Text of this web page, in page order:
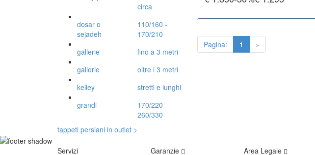
circa
dosar o
sejadeh
110/160 -
170/210
gallerie
fino a 3 metri
gallerie
oltre i 3 metri
kelley
stretti e lunghi
grandi
170/220 -
260/330
tappeti persiani in outlet >
Pagina: 1 »
Servizi Garanzie Area Legale